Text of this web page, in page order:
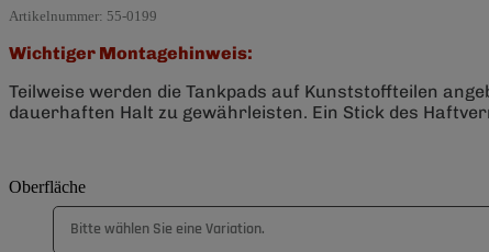
Artikelnummer: 55-0199
Wichtiger Montagehinweis:
Teilweise werden die Tankpads auf Kunststoffteilen
dauerhaften Halt zu gewährleisten. Ein Stick des
Oberfläche
Bitte wählen Sie eine Variation.